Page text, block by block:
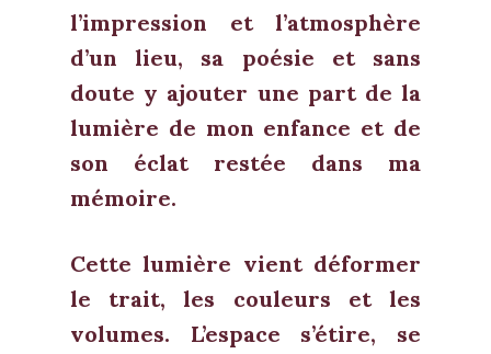
l’impression et l’atmosphère
d’un lieu, sa poésie et sans
doute y ajouter une part de la
lumière de mon enfance et de
son éclat restée dans ma
mémoire.
Cette lumière vient déformer
le trait, les couleurs et les
volumes. L’espace s’étire, se